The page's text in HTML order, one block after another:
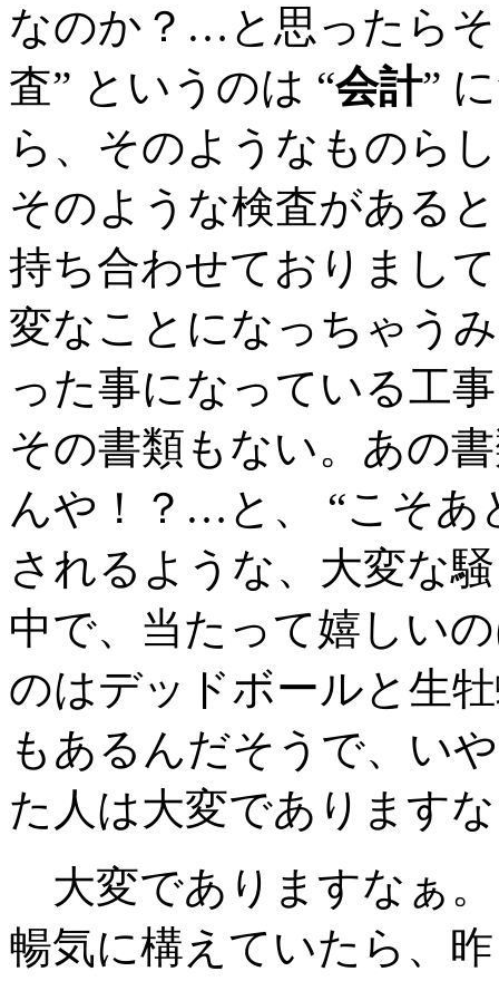
なのか？…と思ったら
査” というのは “会計”
ら、そのようなものら
そのような検査がある
持ち合わせておりまし
変なことになっちゃう
った事になっている工
その書類もない。あの
んや！？…と、 “こそあ
されるような、大変な
中で、当たって嬉しい
のはデッドボールと生
もあるんだそうで、い
た人は大変であります
大変でありますなぁ
暢気に構えていたら、